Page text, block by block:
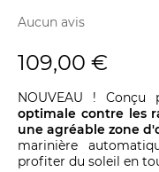
Aucun avis
109,00 €
NOUVEAU !
optimale contre les
une agréable zone
marinière
profiter du soleil en